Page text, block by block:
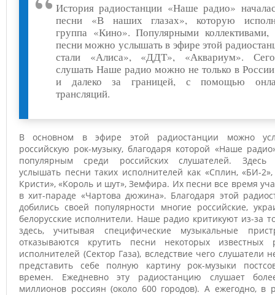
История радиостанции «Наше радио»
песни «В наших глазах», которую
группа «Кино». Популярными коллективами,
песни можно услышать в эфире этой
стали «Алиса», «ДДТ», «Аквариум».
слушать Наше радио можно не только в
и далеко за границей, с помощью
трансляций.
В основном в эфире этой радиостанции можно
российскую рок-музыку, благодаря которой «Наше
популярным среди российских слушателей. Здесь
услышать песни таких исполнителей как «Сплин, «БИ-2»,
Кристи», «Король и шут», Земфира. Их песни все время
в хит-параде «Чартова дюжина». Благодаря этой
добились своей популярности многие российские,
белорусские исполнители. Наше радио критикуют из-за
здесь, учитывая специфические музыкальные
отказываются крутить песни некоторых
исполнителей (Сектор Газа), вследствие чего слушатели
представить себе полную картину рок-музыки
времен. Ежедневно эту радиостанцию слушает
миллионов россиян (около 600 городов). А ежегодно, в